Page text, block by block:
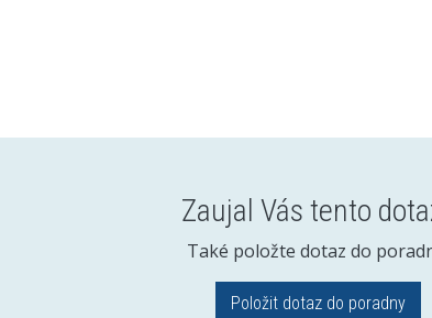
Zaujal Vás tento
Také položte dotaz do
Položit dotaz do poradny